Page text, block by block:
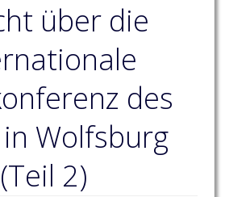
über die
des
in Wolfsburg
(Teil 2)